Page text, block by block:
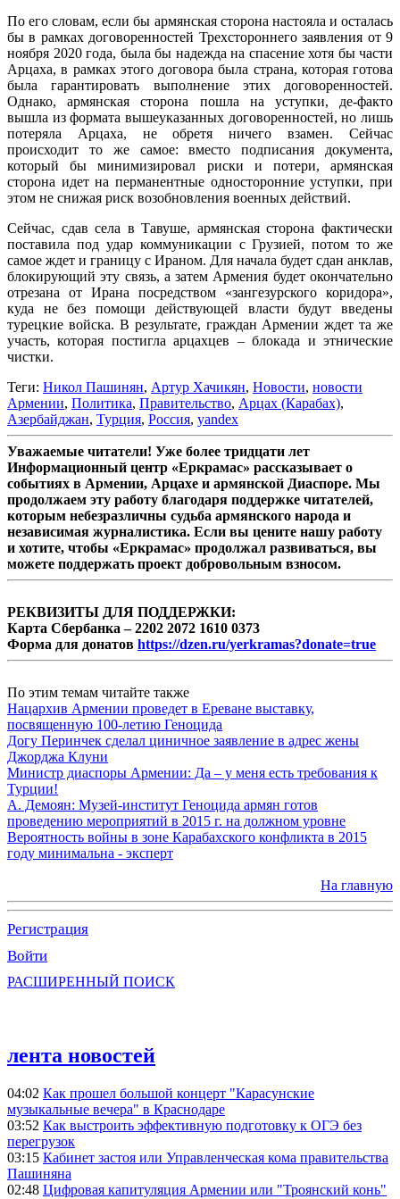
По его словам, если бы армянская сторона настояла и осталась
бы в рамках договоренностей Трехстороннего заявления от 9
ноября 2020 года, была бы надежда на спасение хотя бы части
Арцаха, в рамках этого договора была страна, которая готова
была гарантировать выполнение этих договоренностей.
Однако, армянская сторона пошла на уступки, де-факто
вышла из формата вышеуказанных договоренностей, но лишь
потеряла Арцаха, не обретя ничего взамен. Сейчас
происходит то же самое: вместо подписания документа,
который бы минимизировал риски и потери, армянская
сторона идет на перманентные односторонние уступки, при
этом не снижая риск возобновления военных действий.
Сейчас, сдав села в Тавуше, армянская сторона фактически
поставила под удар коммуникации с Грузией, потом то же
самое ждет и границу с Ираном. Для начала будет сдан анклав,
блокирующий эту связь, а затем Армения будет окончательно
отрезана от Ирана посредством «зангезурского коридора»,
куда не без помощи действующей власти будут введены
турецкие войска. В результате, граждан Армении ждет та же
участь, которая постигла арцахцев – блокада и этнические
чистки.
Теги: Никол Пашинян, Артур Хачикян, Новости, новости
Армении, Политика, Правительство, Арцах (Карабах),
Азербайджан, Турция, Россия, yandex
Уважаемые читатели! Уже более тридцати лет
Информационный центр «Еркрамас» рассказывает о
событиях в Армении, Арцахе и армянской Диаспоре. Мы
продолжаем эту работу благодаря поддержке читателей,
которым небезразличны судьба армянского народа и
независимая журналистика. Если вы цените нашу работу
и хотите, чтобы «Еркрамас» продолжал развиваться, вы
можете поддержать проект добровольным взносом.
РЕКВИЗИТЫ ДЛЯ ПОДДЕРЖКИ:
Карта Сбербанка – 2202 2072 1610 0373
Форма для донатов https://dzen.ru/yerkramas?donate=true
По этим темам читайте также
Нацархив Армении проведет в Ереване выставку,
посвященную 100-летию Геноцида
Догу Перинчек сделал циничное заявление в адрес жены
Джорджа Клуни
Министр диаспоры Армении: Да – у меня есть требования к
Турции!
А. Демоян: Музей-институт Геноцида армян готов
проведению мероприятий в 2015 г. на должном уровне
Вероятность войны в зоне Карабахского конфликта в 2015
году минимальна - эксперт
На главную
Регистрация
Войти
РАСШИРЕННЫЙ ПОИСК
лента новостей
04:02 Как прошел большой концерт "Карасунские
музыкальные вечера" в Краснодаре
03:52 Как выстроить эффективную подготовку к ОГЭ без
перегрузок
03:15 Кабинет застоя или Управленческая кома правительства
Пашиняна
02:48 Цифровая капитуляция Армении или "Троянский конь"